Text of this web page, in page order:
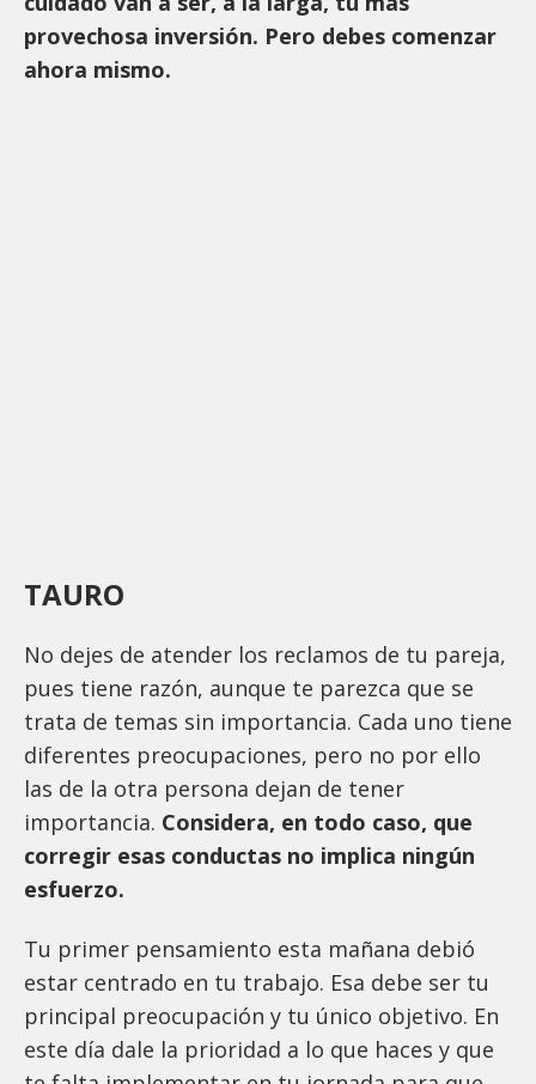
provechosa inversión. Pero debes comenzar
ahora mismo.
TAURO
No dejes de atender los reclamos de tu pareja,
pues tiene razón, aunque te parezca que se
trata de temas sin importancia. Cada uno tiene
diferentes preocupaciones, pero no por ello
las de la otra persona dejan de tener
importancia. Considera, en todo caso, que
corregir esas conductas no implica ningún
esfuerzo.
Tu primer pensamiento esta mañana debió
estar centrado en tu trabajo. Esa debe ser tu
principal preocupación y tu único objetivo. En
este día dale la prioridad a lo que haces y que